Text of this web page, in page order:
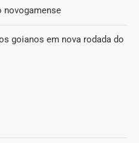
novogamense
goianos em nova rodada do